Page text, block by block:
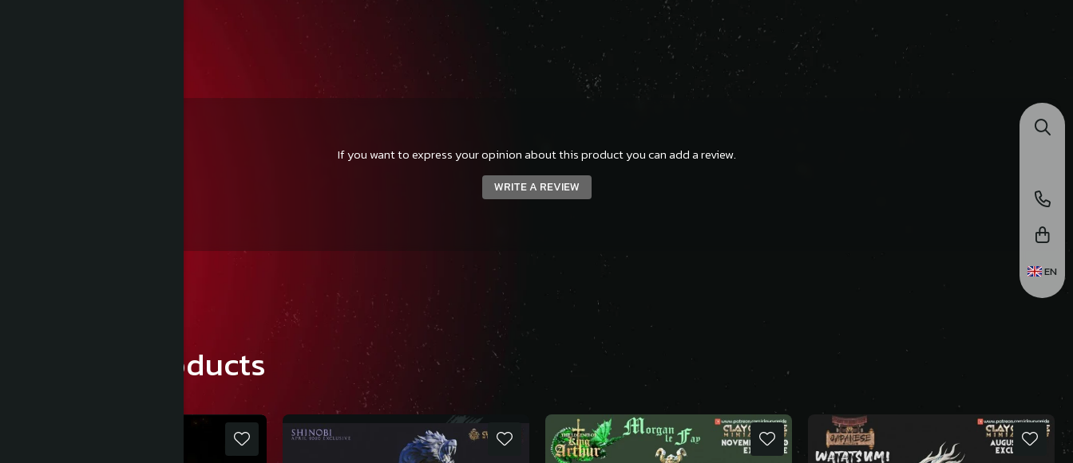
EN
If you want to express your opinion about this product you can add a review.
WRITE A REVIEW
Similar products